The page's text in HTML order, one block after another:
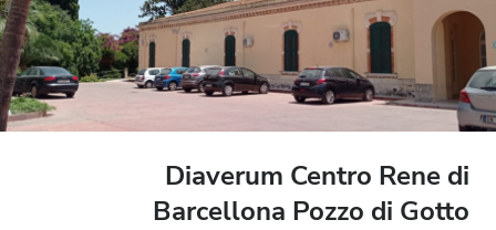
Diaverum Centro Rene di
Barcellona Pozzo di Gotto